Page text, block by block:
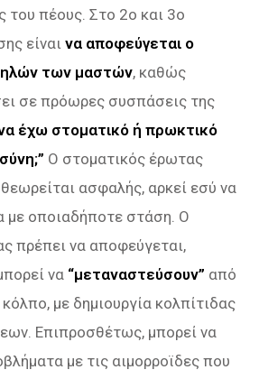
του πέους. Στο 2ο και 3ο
είναι να αποφεύγεται ο
των μαστών, καθώς
σε πρόωρες συσπάσεις της
έχω στοματικό ή πρωκτικό
Ο στοματικός έρωτας
ασφαλής, αρκεί εσύ να
με οποιαδήποτε στάση. Ο
πρέπει να αποφεύγεται,
να “μεταναστεύσουν” από
με δημιουργία κολπίτιδας
Επιπροσθέτως, μπορεί να
με τις αιμορροϊδες που